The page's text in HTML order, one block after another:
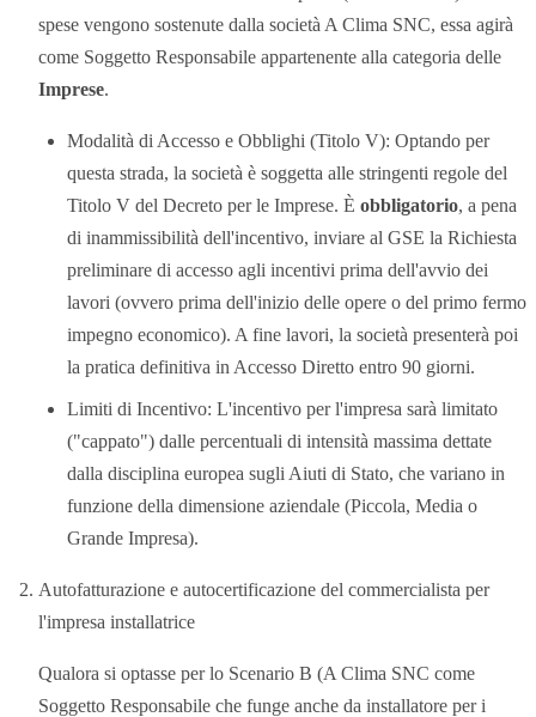
spese vengono sostenute dalla società A Clima SNC, essa agirà
come Soggetto Responsabile appartenente alla categoria delle
Imprese.
Modalità di Accesso e Obblighi (Titolo V): Optando per
questa strada, la società è soggetta alle stringenti regole del
Titolo V del Decreto per le Imprese. È obbligatorio, a pena
di inammissibilità dell'incentivo, inviare al GSE la Richiesta
preliminare di accesso agli incentivi prima dell'avvio dei
lavori (ovvero prima dell'inizio delle opere o del primo fermo
impegno economico). A fine lavori, la società presenterà poi
la pratica definitiva in Accesso Diretto entro 90 giorni.
Limiti di Incentivo: L'incentivo per l'impresa sarà limitato
("cappato") dalle percentuali di intensità massima dettate
dalla disciplina europea sugli Aiuti di Stato, che variano in
funzione della dimensione aziendale (Piccola, Media o
Grande Impresa).
Autofatturazione e autocertificazione del commercialista per
l'impresa installatrice
Qualora si optasse per lo Scenario B (A Clima SNC come
Soggetto Responsabile che funge anche da installatore per i